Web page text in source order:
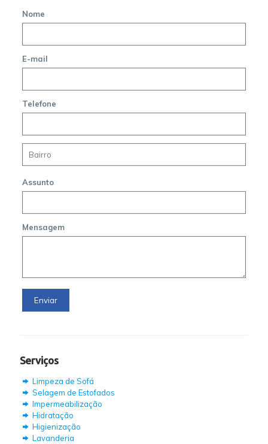
Nome
E-mail
Telefone
Assunto
Mensagem
Serviços
Limpeza de Sofá
Selagem de Estofados
Impermeabilização
Hidratação
Higienização
Lavanderia